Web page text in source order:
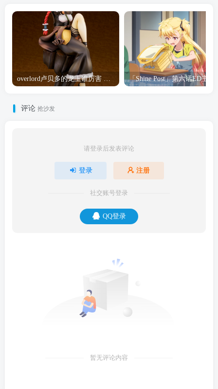
评论 抢沙发
请登录后发表评论
登录 注册
社交账号登录
QQ登录
暂无评论内容